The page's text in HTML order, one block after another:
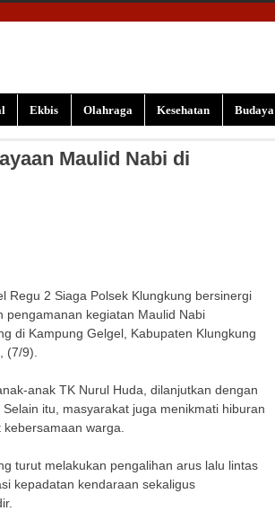
Ekbis Olahraga Kesehatan Budaya
Maulid Nabi di
Regu 2 Siaga Polsek Klungkung bersinergi
kegiatan Maulid Nabi
di Kampung Gelgel, Kabupaten Klungkung
(7/9).
anak TK Nurul Huda, dilanjutkan dengan
itu, masyarakat juga menikmati hiburan
warga.
turut melakukan pengalihan arus lalu lintas
kepadatan kendaraan sekaligus